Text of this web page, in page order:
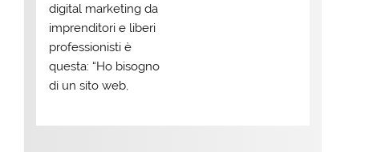
digital marketing da
imprenditori e liberi
professionisti è
questa: “Ho bisogno
di un sito web,